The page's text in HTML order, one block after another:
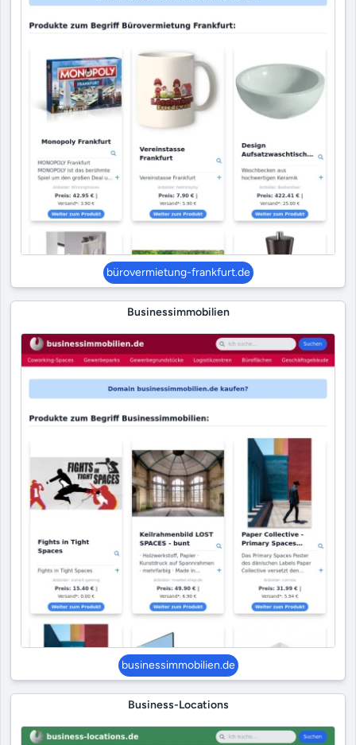
bürovermietung-frankfurt.de
Businessimmobilien
businessimmobilien.de
Business-Locations